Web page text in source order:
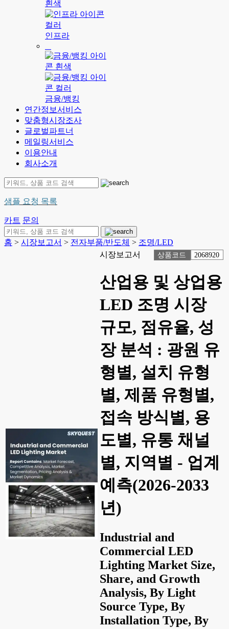
인프라
금융/뱅킹
연간정보서비스
맞춤형시장조사
글로벌파트너
메일링서비스
이용안내
회사소개
샘플 요청 목록
카트 문의
홈 > 시장보고서 > 전자부품/반도체 > 조명/LED
시장보고서
상품코드 2068920
산업용 및 상업용
LED 조명 시장
규모, 점유율, 성
장 분석 : 광원 유
형별, 설치 유형
별, 제품 유형별,
접속 방식별, 용
도별, 유통 채널
별, 지역별 - 업계
예측(2026-2033
년)
Industrial and
Commercial LED
Lighting Market Size,
Share, and Growth
Analysis, By Light
Source Type, By
Installation Type, By